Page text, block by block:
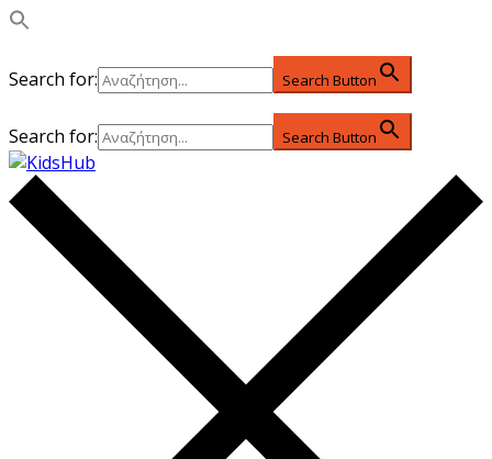
Search for: Search Button
Search for: Search Button